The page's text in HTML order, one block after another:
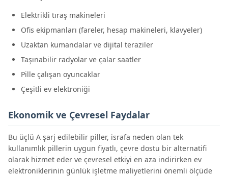
Elektrikli tıraş makineleri
Ofis ekipmanları (fareler, hesap makineleri, klavyeler)
Uzaktan kumandalar ve dijital teraziler
Taşınabilir radyolar ve çalar saatler
Pille çalışan oyuncaklar
Çeşitli ev elektroniği
Ekonomik ve Çevresel Faydalar
Bu üçlü A şarj edilebilir piller, israfa neden olan tek
kullanımlık pillerin uygun fiyatlı, çevre dostu bir alternatifi
olarak hizmet eder ve çevresel etkiyi en aza indirirken ev
elektroniklerinin günlük işletme maliyetlerini önemli ölçüde